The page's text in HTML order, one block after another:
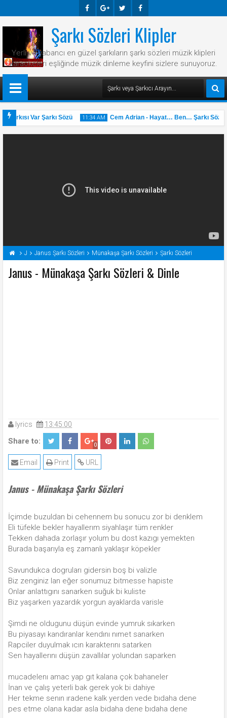
Ook E-
Plus
R Ook
Şarkı Sözleri Klipler
Yerli ve yabancı en güzel şarkıların şarkı sözleri müzik klipleri
karaokeleri eşliğinde müzik dinleme keyfini sizlere sunuyoruz.
Var Şarkı Sözü 11:34 AM
31 May
2025
Cem Adrian - Hayat… Ben… Şarkı Sözü
J Janus Şarkı Sözleri Münakaşa Şarkı Sözleri Şarkı Sözleri
Janus - Münakaşa Şarkı Sözleri & Dinle
lyrics 13:45:00
Share to: 0
URL
Print
Email
Janus - Münakaşa Şarkı Sözleri
İçimde buzuldan bi cehennem bu sonucu zor bi denklem
Eli tüfekle bekler hayallerım siyahlaşır tüm renkler
Tekken dahada zorlaşır yolum bu dost kazıgı yemekten
Burada başarıyla eş zamanlı yaklaşır köpekler
Savundukca dogruları gidersin boş bi valizle
Biz zenginiz lan eğer sonumuz bitmesse hapiste
Onlar anlattıgını sanarken suğuk bi kuliste
Biz yaşarken yazardık yorgun ayaklarda varisle
Şimdi ne oldugunu düşün evinde yumruk sıkarken
Bu piyasayı kandıranlar kendını nımet sanarken
Rapciler duyulmak ıcın karakterını satarken
Sen hayallerını düşün zavallılar yolundan saparken
mucadelenı amac yap gıt kalana çok bahaneler
İnan ve çalış yeterli bak gerek yok bi dahiye
Her tekme senın ıradene kalk yerden vede bıdaha dene
pes etme olana kadar asla bidaha dene bıdaha dene